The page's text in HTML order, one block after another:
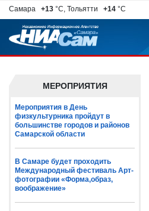
Самара +13 °C, Тольятти +14 °C
МЕРОПРИЯТИЯ
Мероприятия в День
физкультурника пройдут в
большинстве городов и районов
Самарской области
В Самаре будет проходить
Международный фестиваль Арт-
фотографии «Форма,образ,
воображение»